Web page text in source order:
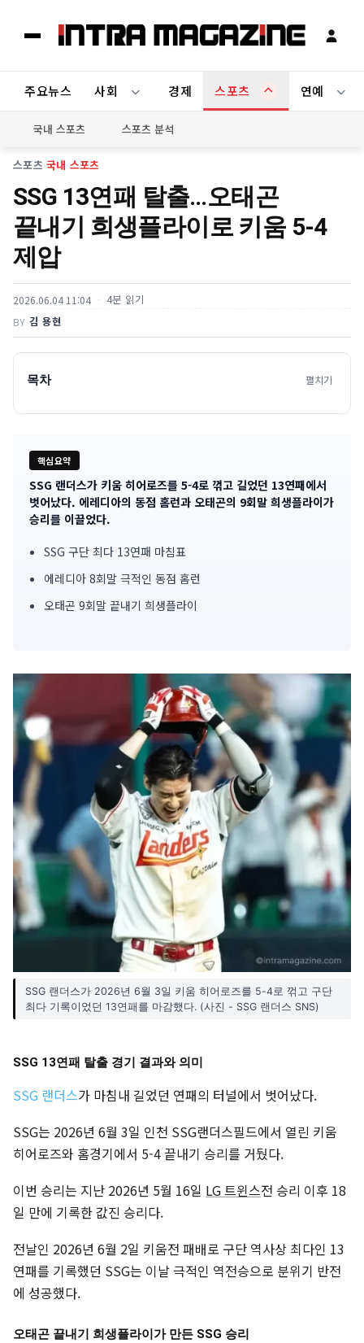
주요뉴스 사회 경제 스포츠 연예
국내 스포츠 스포츠 분석
스포츠›국내 스포츠
SSG 13연패 탈출…오태곤
끝내기 희생플라이로 키움 5-4
제압
2026.06.04 11:04 4분 읽기
BY 김 용현
목차 펼치기
핵심요약
기
사
핵
심
SSG 랜더스가 키움 히어로즈를 5-4로 꺾고 길었던 13연패에서
벗어났다. 에레디아의 동점 홈런과 오태곤의 9회말 희생플라이가
승리를 이끌었다.
SSG 구단 최다 13연패 마침표
에레디아 8회말 극적인 동점 홈런
오태곤 9회말 끝내기 희생플라이
SSG 랜더스가 2026년 6월 3일 키움 히어로즈를 5-4로 꺾고 구단
최다 기록이었던 13연패를 마감했다. (사진 - SSG 랜더스 SNS)
SSG 13연패 탈출 경기 결과와 의미
SSG 랜더스가 마침내 길었던 연패의 터널에서 벗어났다.
SSG는 2026년 6월 3일 인천 SSG랜더스필드에서 열린 키움
히어로즈와 홈경기에서 5-4 끝내기 승리를 거뒀다.
이번 승리는 지난 2026년 5월 16일 LG 트윈스전 승리 이후 18
일 만에 기록한 값진 승리다.
전날인 2026년 6월 2일 키움전 패배로 구단 역사상 최다인 13
연패를 기록했던 SSG는 이날 극적인 역전승으로 분위기 반전
에 성공했다.
오태곤 끝내기 희생플라이가 만든 SSG 승리